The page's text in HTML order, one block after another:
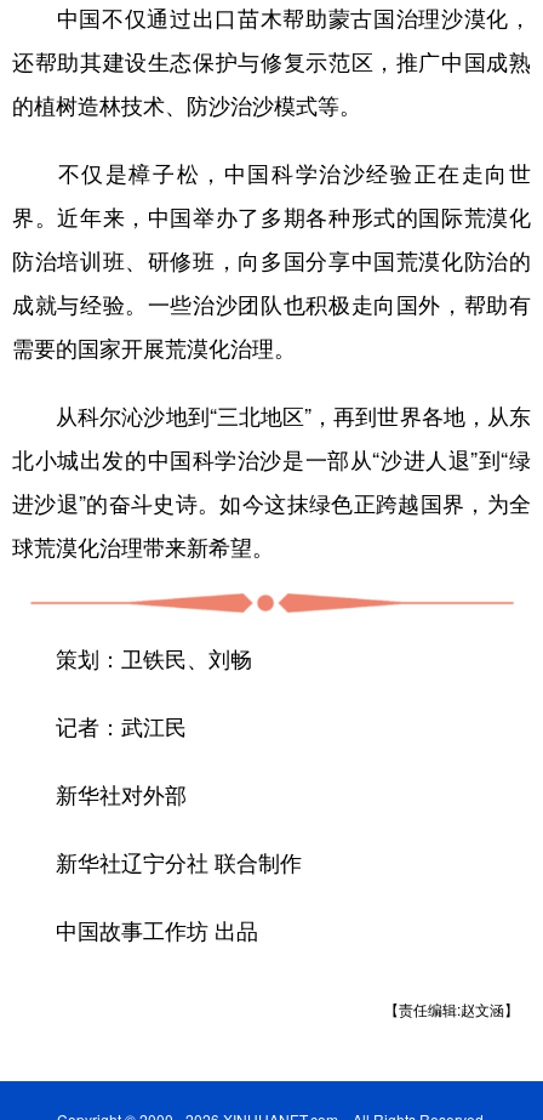
中国不仅通过出口苗木帮助蒙古国治理沙漠化，
还帮助其建设生态保护与修复示范区，推广中国成熟
的植树造林技术、防沙治沙模式等。
不仅是樟子松，中国科学治沙经验正在走向世
界。近年来，中国举办了多期各种形式的国际荒漠化
防治培训班、研修班，向多国分享中国荒漠化防治的
成就与经验。一些治沙团队也积极走向国外，帮助有
需要的国家开展荒漠化治理。
从科尔沁沙地到“三北地区”，再到世界各地，从东
北小城出发的中国科学治沙是一部从“沙进人退”到“绿
进沙退”的奋斗史诗。如今这抹绿色正跨越国界，为全
球荒漠化治理带来新希望。
策划：卫铁民、刘畅
记者：武江民
新华社对外部
新华社辽宁分社 联合制作
中国故事工作坊 出品
【责任编辑:赵文涵】